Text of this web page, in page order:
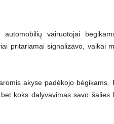
automobilių vairuotojai
pritariamai signalizavo, vaikai
akyse padėkojo bėgikams.
koks dalyvavimas savo šalies